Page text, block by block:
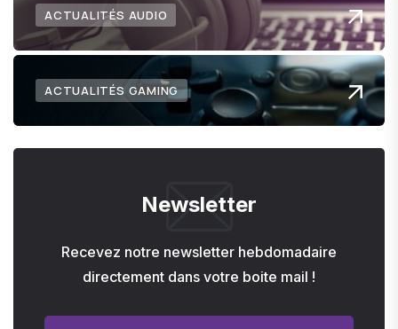
ACTUALITÉS AUDIO
ACTUALITÉS GAMING
Newsletter
Recevez notre newsletter hebdomadaire
directement dans votre boite mail !